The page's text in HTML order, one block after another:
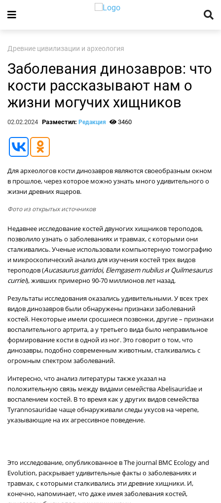
Древние цивилизации и археология
Заболевания динозавров: что
кости рассказывают нам о
жизни могучих хищников
02.02.2024 Разместил: Редакция 3460
Для археологов кости динозавров являются своеобразным окном
в прошлое, через которое можно узнать много удивительного о
жизни древних ящеров.
Фото из открытых источников
Недавнее исследование костей двуногих хищников тероподов,
позволило узнать о заболеваниях и травмах, с которыми они
сталкивались. Ученые использовали компьютерную томографию
и микроскопический анализ для изучения костей трех видов
тероподов (Aucasaurus garridoi, Elemgasem nubilus и Quilmesaurus
curriei), живших примерно 90-70 миллионов лет назад.
Результаты исследования оказались удивительными. У всех трех
видов динозавров были обнаружены признаки заболеваний
костей. Некоторые имели сросшиеся позвонки, другие – признаки
воспалительного артрита, а у третьего вида было неправильное
формирование кости в одной из ног. Это говорит о том, что
динозавры, подобно современным животным, сталкивались с
огромным спектром заболеваний.
Интересно, что анализ литературы также указал на
положительную связь между видами семейства Abelisauridae и
воспалением костей. В то время как у других видов семейства
Tyrannosauridae чаще обнаруживали следы укусов на черепе,
указывающие на их агрессивное поведение.
Это исследование, опубликованное в The journal BMC Ecology and
Evolution, раскрывает удивительные факты о заболеваниях и
травмах, с которыми сталкивались эти древние хищники. И,
конечно, напоминает, что даже имея заболевания костей,